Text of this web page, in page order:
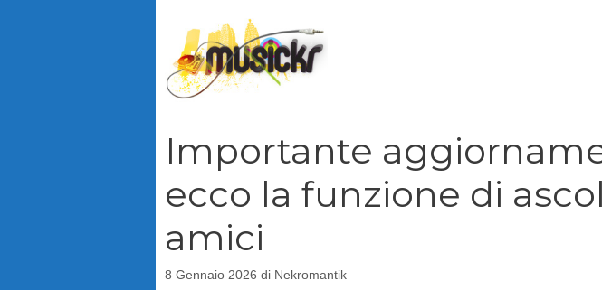
Importante
ecco la funzione di
amici
8 Gennaio 2026 di Nekromantik